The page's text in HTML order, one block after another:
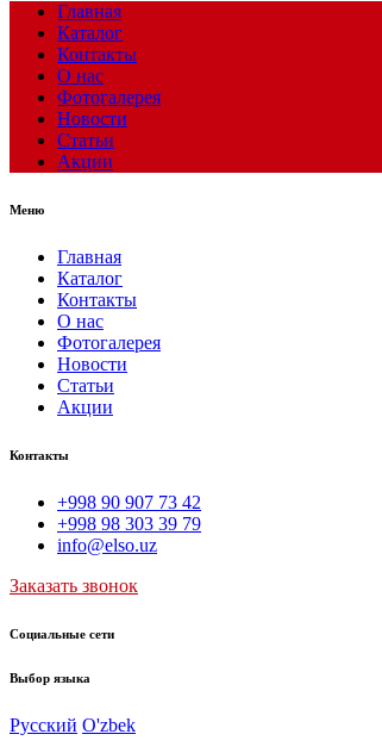
Главная
Каталог
Контакты
О нас
Фотогалерея
Новости
Статьи
Акции
Меню
Главная
Каталог
Контакты
О нас
Фотогалерея
Новости
Статьи
Акции
Контакты
+998 90 907 73 42
+998 98 303 39 79
info@elso.uz
Заказать звонок
Социальные сети
Выбор языка
Русский O'zbek